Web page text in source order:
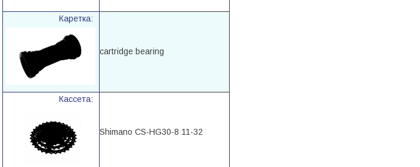
Каретка:
cartridge bearing
Кассета:
Shimano CS-HG30-8 11-32